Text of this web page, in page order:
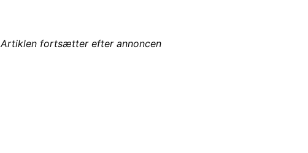
Artiklen fortsætter efter annoncen